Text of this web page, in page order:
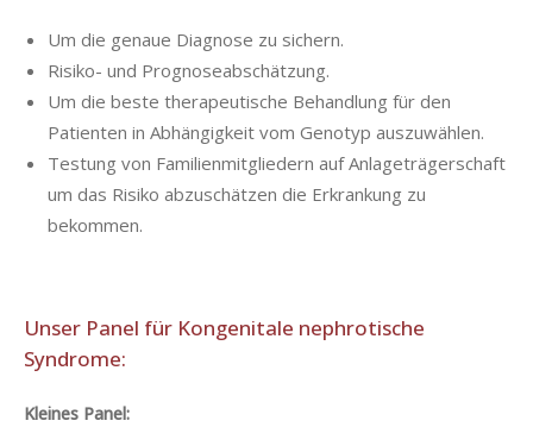
Um die genaue Diagnose zu sichern.
Risiko- und Prognoseabschätzung.
Um die beste therapeutische Behandlung für den
Patienten in Abhängigkeit vom Genotyp auszuwählen.
Testung von Familienmitgliedern auf Anlageträgerschaft
um das Risiko abzuschätzen die Erkrankung zu
bekommen.
Unser Panel für Kongenitale nephrotische
Syndrome:
Kleines Panel: